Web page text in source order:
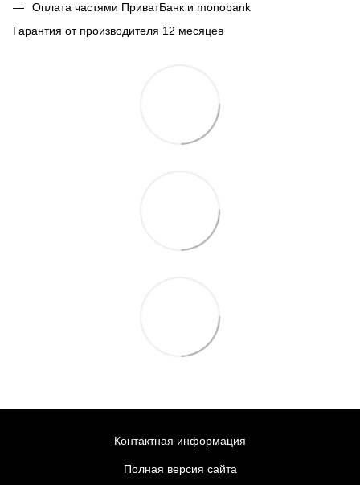
Оплата частями ПриватБанк и monobank
Гарантия от производителя 12 месяцев
Контактная информация
Полная версия сайта